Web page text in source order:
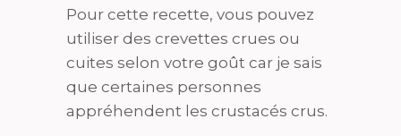
Pour cette recette, vous pouvez
utiliser des crevettes crues ou
cuites selon votre goût car je sais
que certaines personnes
appréhendent les crustacés crus.